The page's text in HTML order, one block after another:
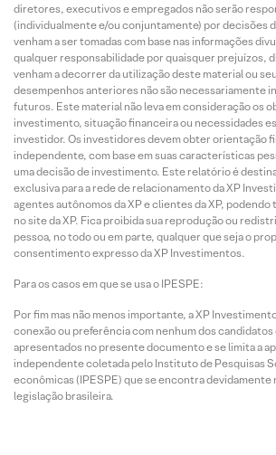
diretores, executivos e empregados não serão
(individualmente e/ou conjuntamente) por decisões
venham a ser tomadas com base nas informações
qualquer responsabilidade por quaisquer prejuízos,
venham a decorrer da utilização deste material ou
desempenhos anteriores não são necessariamente
futuros. Este material não leva em consideração os
investimento, situação financeira ou necessidades
investidor. Os investidores devem obter orientação
independente, com base em suas características
uma decisão de investimento. Este relatório é
exclusiva para a rede de relacionamento da XP
agentes autônomos da XP e clientes da XP, podendo
no site da XP. Fica proibida sua reprodução ou
pessoa, no todo ou em parte, qualquer que seja o
consentimento expresso da XP Investimentos.
Para os casos em que se usa o IPESPE:
Por fim mas não menos importante, a XP
conexão ou preferência com nenhum dos
apresentados no presente documento e se limita a
independente coletada pelo Instituto de Pesquisas
econômicas (IPESPE) que se encontra
legislação brasileira.